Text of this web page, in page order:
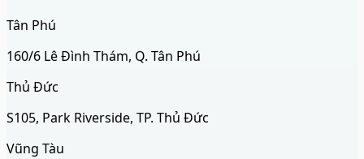
Tân Phú
160/6 Lê Đình Thám, Q. Tân Phú
Thủ Đức
S105, Park Riverside, TP. Thủ Đức
Vũng Tàu